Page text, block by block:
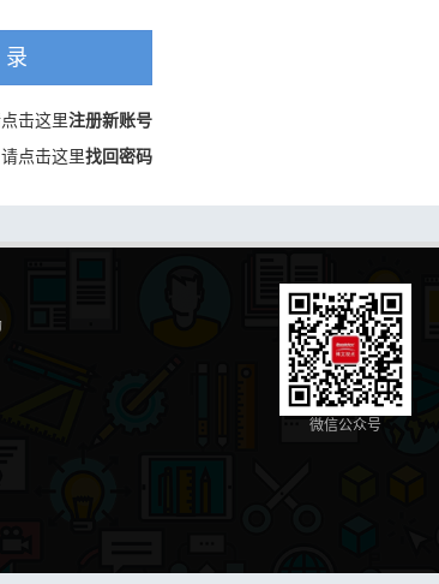
录
击这里注册新账号
点击这里找回密码
微信公众号